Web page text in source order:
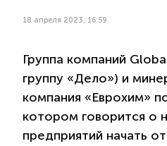
18 апреля 2023, 16:59
Группа компаний
группу «Дело») и
компания «Еврохим»
котором говорится о
предприятий начать